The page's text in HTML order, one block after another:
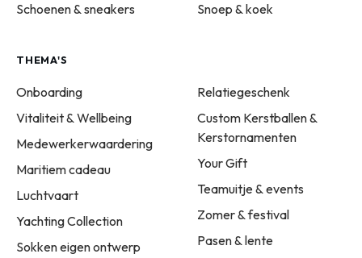
Schoenen & sneakers
Snoep & koek
THEMA'S
Onboarding
Vitaliteit & Wellbeing
Medewerkerwaardering
Maritiem cadeau
Luchtvaart
Yachting Collection
Sokken eigen ontwerp
Relatiegeschenk
Custom Kerstballen &
Kerstornamenten
Your Gift
Teamuitje & events
Zomer & festival
Pasen & lente